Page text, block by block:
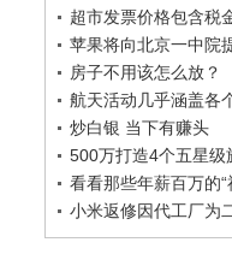
超市发票价格包含税
苹果将向北京一中院
房子不用该怎么放？
航天活动几乎涵盖各
炒白银 当下有赚头
500万打造4个五星级
看看那些年薪百万的“
小米返修因代工厂为